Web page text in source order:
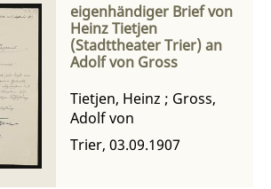
eigenhändiger Brief von
Heinz Tietjen
(Stadttheater Trier) an
Adolf von Gross
Tietjen, Heinz ; Gross,
Adolf von
Trier, 03.09.1907